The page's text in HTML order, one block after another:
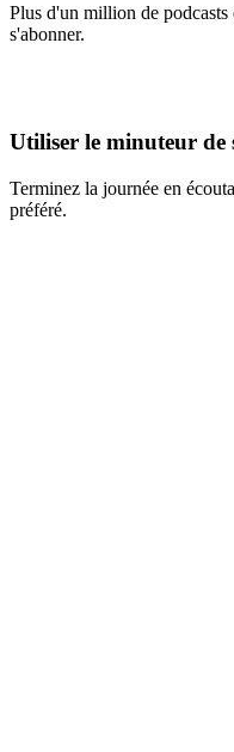
Plus d'un million de
s'abonner.
Utiliser le minuteur de
Terminez la journée en
préféré.